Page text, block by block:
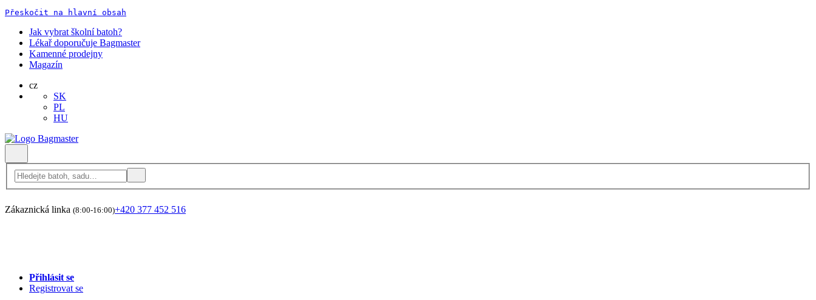
Přeskočit na hlavní obsah
Jak vybrat školní batoh?
Lékař doporučuje Bagmaster
Kamenné prodejny
Magazín
cz
SK
PL
HU
Zákaznická linka (8:00-16:00)+420 377 452 516
Přihlásit se
Registrovat se